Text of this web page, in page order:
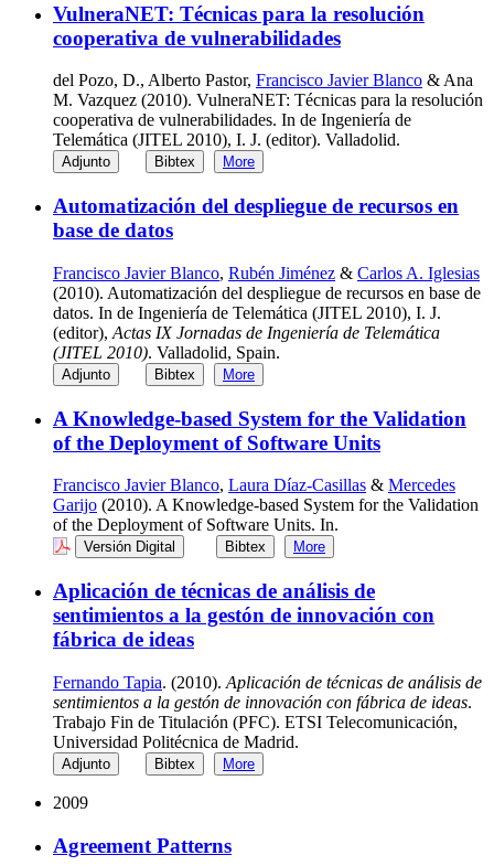
VulneraNET: Técnicas para la resolución
cooperativa de vulnerabilidades
del Pozo, D., Alberto Pastor, Francisco Javier Blanco & Ana
M. Vazquez (2010). VulneraNET: Técnicas para la resolución
cooperativa de vulnerabilidades. In de Ingeniería de
Telemática (JITEL 2010), I. J. (editor). Valladolid.
Adjunto Bibtex More
Automatización del despliegue de recursos en
base de datos
Francisco Javier Blanco, Rubén Jiménez & Carlos A. Iglesias
(2010). Automatización del despliegue de recursos en base de
datos. In de Ingeniería de Telemática (JITEL 2010), I. J.
(editor), Actas IX Jornadas de Ingeniería de Telemática
(JITEL 2010). Valladolid, Spain.
Adjunto Bibtex More
A Knowledge-based System for the Validation
of the Deployment of Software Units
Francisco Javier Blanco, Laura Díaz-Casillas & Mercedes
Garijo (2010). A Knowledge-based System for the Validation
of the Deployment of Software Units. In.
Versión Digital Bibtex More
Aplicación de técnicas de análisis de
sentimientos a la gestón de innovación con
fábrica de ideas
Fernando Tapia. (2010). Aplicación de técnicas de análisis de
sentimientos a la gestón de innovación con fábrica de ideas.
Trabajo Fin de Titulación (PFC). ETSI Telecomunicación,
Universidad Politécnica de Madrid.
Adjunto Bibtex More
2009
Agreement Patterns